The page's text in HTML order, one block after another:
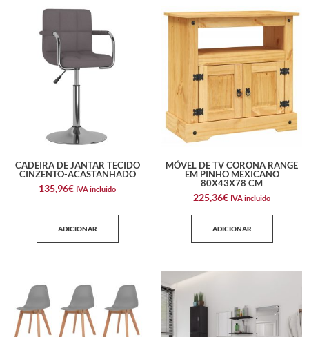
CADEIRA DE JANTAR TECIDO
CINZENTO-ACASTANHADO
135,96€ IVA incluido
ADICIONAR
MÓVEL DE TV CORONA RANGE
EM PINHO MEXICANO
80X43X78 CM
225,36€ IVA incluido
ADICIONAR